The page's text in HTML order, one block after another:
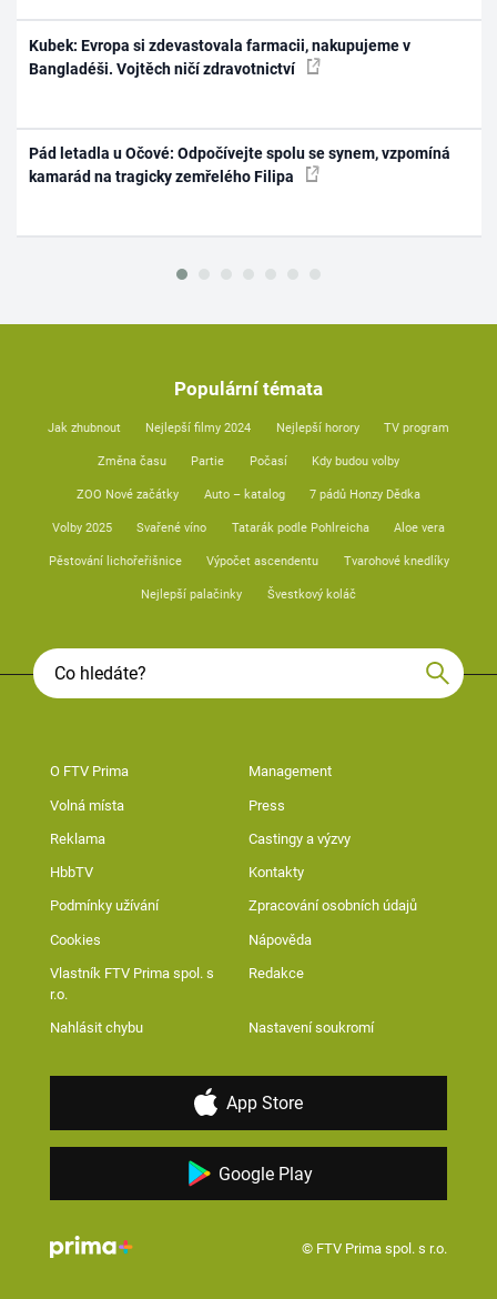
Kubek: Evropa si zdevastovala farmacii, nakupujeme v
Bangladéši. Vojtěch ničí zdravotnictví
Pád letadla u Očové: Odpočívejte spolu se synem, vzpomíná
kamarád na tragicky zemřelého Filipa
Populární témata
Jak zhubnout Nejlepší filmy 2024 Nejlepší horory TV program
Změna času Partie Počasí Kdy budou volby
ZOO Nové začátky Auto – katalog 7 pádů Honzy Dědka
Volby 2025 Svařené víno Tatarák podle Pohlreicha Aloe vera
Pěstování lichořeřišnice Výpočet ascendentu Tvarohové knedlíky
Nejlepší palačinky Švestkový koláč
O FTV Prima Management
Volná místa Press
Reklama Castingy a výzvy
HbbTV Kontakty
Podmínky užívání Zpracování osobních údajů
Cookies Nápověda
Vlastník FTV Prima spol. s
r.o.
Redakce
Nahlásit chybu Nastavení soukromí
App Store
Google Play
© FTV Prima spol. s r.o.